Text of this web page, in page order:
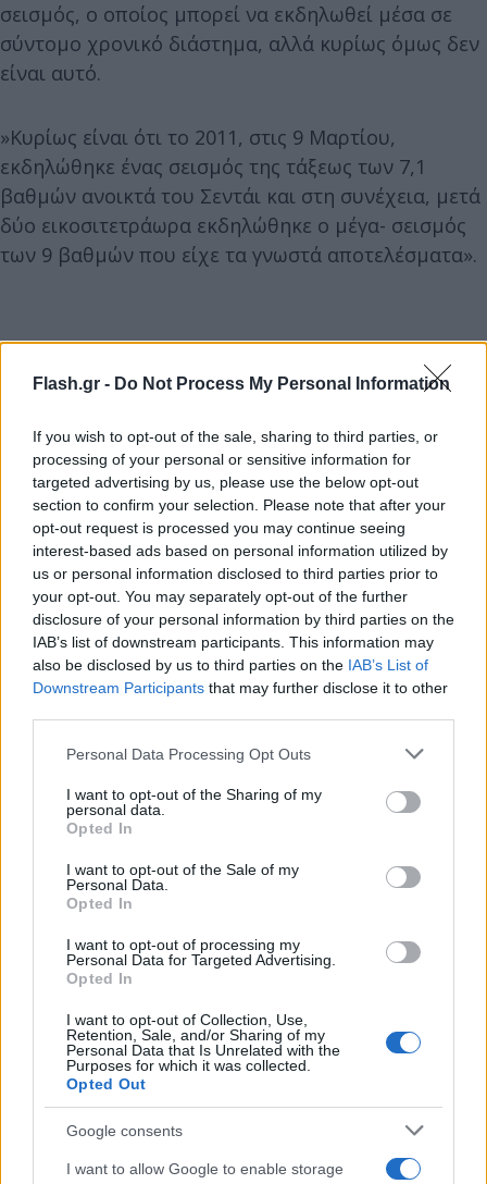
Flash.gr - Do Not Process My Personal Information
If you wish to opt-out of the sale, sharing to third parties, or
processing of your personal or sensitive information for
targeted advertising by us, please use the below opt-out
section to confirm your selection. Please note that after your
opt-out request is processed you may continue seeing
interest-based ads based on personal information utilized by
us or personal information disclosed to third parties prior to
your opt-out. You may separately opt-out of the further
disclosure of your personal information by third parties on the
IAB’s list of downstream participants. This information may
also be disclosed by us to third parties on the IAB’s List of
Downstream Participants that may further disclose it to other
Please note that this website/app uses one or more Google
not limited to your visit or usage behaviour. You may click to
grant or deny consent to Google and its third-party tags to
use your data for below specified purposes in below Google
consent section.
Personal Data Processing Opt Outs
I want to opt-out of the Sharing of my
personal data.
Opted In
I want to opt-out of the Sale of my
Personal Data.
Opted In
I want to opt-out of processing my
Personal Data for Targeted Advertising.
Opted In
I want to opt-out of Collection, Use,
Retention, Sale, and/or Sharing of my
Personal Data that Is Unrelated with the
Purposes for which it was collected.
Opted Out
Google consents
I want to allow Google to enable storage
σεισμός, ο οποίος μπορεί να εκδηλωθεί μέσα σε
σύντομο χρονικό διάστημα, αλλά κυρίως όμως δεν
είναι αυτό.
»Κυρίως είναι ότι το 2011, στις 9 Μαρτίου,
εκδηλώθηκε ένας σεισμός της τάξεως των 7,1
βαθμών ανοικτά του Σεντάι και στη συνέχεια, μετά
δύο εικοσιτετράωρα εκδηλώθηκε ο μέγα- σεισμός
των 9 βαθμών που είχε τα γνωστά αποτελέσματα».
προηγούμενη εμπειρία πριν 13 χρόνια και
γενικότερα οι μεγά – σεισμοί ουσιαστικά
προαναγγέλλονται στην Ιαπωνία από σεισμούς
μικρότερου μεγέθους. Όχι όλοι, αλλά ένας μεγάλος
αριθμός. Έτσι λοιπόν, με βάση αυτό το δεδομένο,